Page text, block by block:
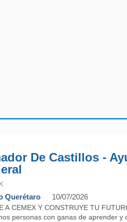
de bebidas
De Castillos -
Querétaro 10/07/2026
A CEMEX Y CONSTRUYE TU
personas con ganas de aprender y